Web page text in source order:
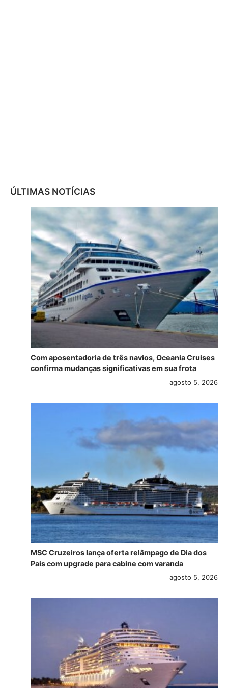
ÚLTIMAS NOTÍCIAS
Com aposentadoria de três navios, Oceania Cruises
confirma mudanças significativas em sua frota
agosto 5, 2026
MSC Cruzeiros lança oferta relâmpago de Dia dos
Pais com upgrade para cabine com varanda
agosto 5, 2026